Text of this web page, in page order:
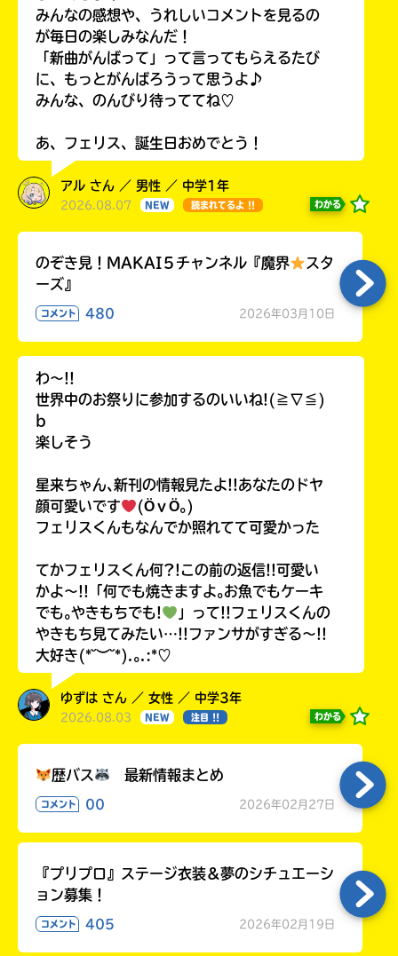
みんなの感想や、うれしいコメントを見るの
が毎日の楽しみなんだ！
「新曲がんばって」って言ってもらえるたび
に、もっとがんばろうって思うよ♪
みんな、のんびり待っててね♡
あ、フェリス、誕生日おめでとう！
アル さん ／ 男性 ／ 中学1年
2026.08.07 NEW 読まれてるよ !! わかる
のぞき見！MAKAI５チャンネル『魔界
スタ
ーズ』
コメント 480 2026年03月10日
わ〜!!
世界中のお祭りに参加するのいいね!(≧∇≦)
b
楽しそう
星来ちゃん､新刊の情報見たよ!!あなたのドヤ
顔可愛いです
(ӦｖӦ｡)
フェリスくんもなんでか照れてて可愛かった
てかフェリスくん何?!この前の返信!!可愛い
かよ〜!!「何でも焼きますよ｡お魚でもケーキ
でも｡やきもちでも!
」って!!フェリスくんの
やきもち見てみたい…!!ファンサがすぎる〜!!
大好き(*˘︶˘*).｡.:*♡
ゆずは さん ／ 女性 ／ 中学3年
2026.08.03 NEW 注目 !! わかる
歴バス 最新情報まとめ
コメント 00 2026年02月27日
『プリプロ』ステージ衣装＆夢のシチュエーシ
ョン募集！
コメント 405 2026年02月19日